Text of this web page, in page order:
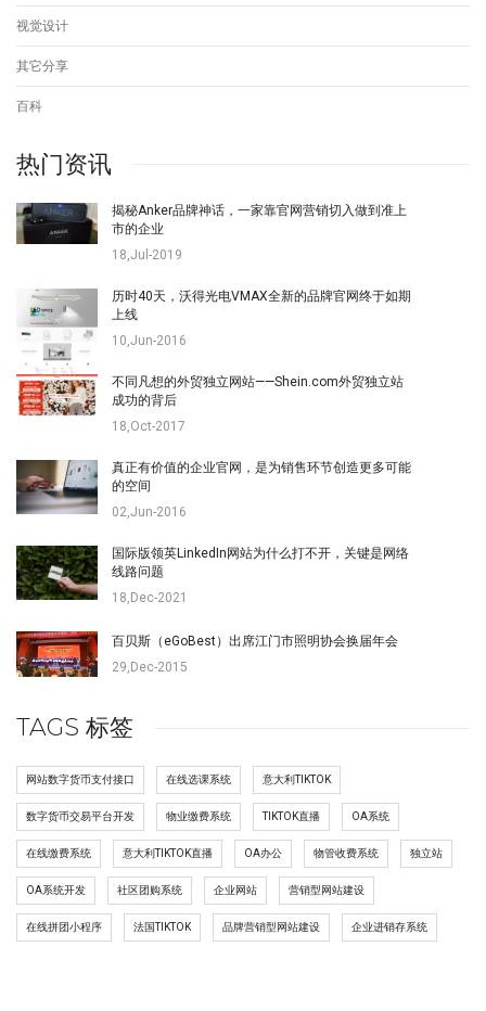
视觉设计
其它分享
百科
热门资讯
揭秘Anker品牌神话，一家靠官网营销切入做到准上
市的企业
18,Jul-2019
历时40天，沃得光电VMAX全新的品牌官网终于如期
上线
10,Jun-2016
不同凡想的外贸独立网站——Shein.com外贸独立站
成功的背后
18,Oct-2017
真正有价值的企业官网，是为销售环节创造更多可能
的空间
02,Jun-2016
国际版领英LinkedIn网站为什么打不开，关键是网络
线路问题
18,Dec-2021
百贝斯（eGoBest）出席江门市照明协会换届年会
29,Dec-2015
TAGS 标签
网站数字货币支付接口 在线选课系统 意大利TIKTOK
数字货币交易平台开发 物业缴费系统 TIKTOK直播 OA系统
在线缴费系统 意大利TIKTOK直播 OA办公 物管收费系统 独立站
OA系统开发 社区团购系统 企业网站 营销型网站建设
在线拼团小程序 法国TIKTOK 品牌营销型网站建设 企业进销存系统